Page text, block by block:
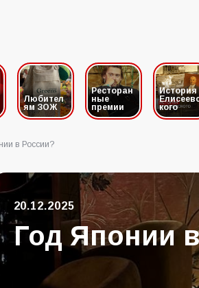
Любител
ям ЗОЖ
Ресторан
ные
премии
История
кого
в России?
20.12.2025
Год Японии